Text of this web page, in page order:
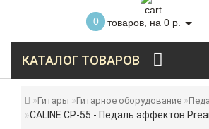
0 товаров, на 0 р.
КАТАЛОГ ТОВАРОВ
Гитары Гитарное оборудование
CALINE CP-55 - Педаль эффектов